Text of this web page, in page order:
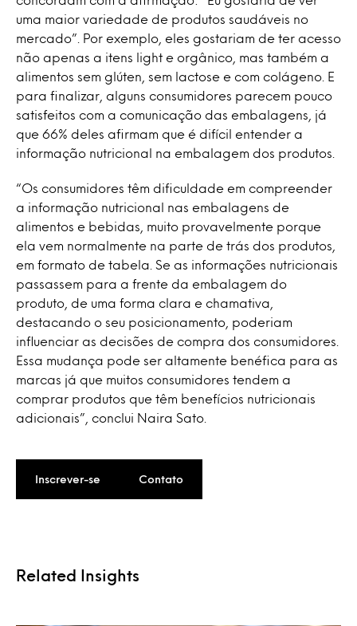
uma maior variedade de produtos saudáveis ​​no
mercado”. Por exemplo, eles gostariam de ter acesso
não apenas a itens light e orgânico, mas também a
alimentos sem glúten, sem lactose e com colágeno. E
para finalizar, alguns consumidores parecem pouco
satisfeitos com a comunicação das embalagens, já
que 66% deles afirmam que é difícil entender a
informação nutricional na embalagem dos produtos.
“Os consumidores têm dificuldade em compreender
a informação nutricional nas embalagens de
alimentos e bebidas, muito provavelmente porque
ela vem normalmente na parte de trás dos produtos,
em formato de tabela. Se as informações nutricionais
passassem para a frente da embalagem do
produto, de uma forma clara e chamativa,
destacando o seu posicionamento, poderiam
influenciar as decisões de compra dos consumidores.
Essa mudança pode ser altamente benéfica para as
marcas já que muitos consumidores tendem a
comprar produtos que têm benefícios nutricionais
adicionais”, conclui Naira Sato.
Inscrever-se Contato
Related Insights